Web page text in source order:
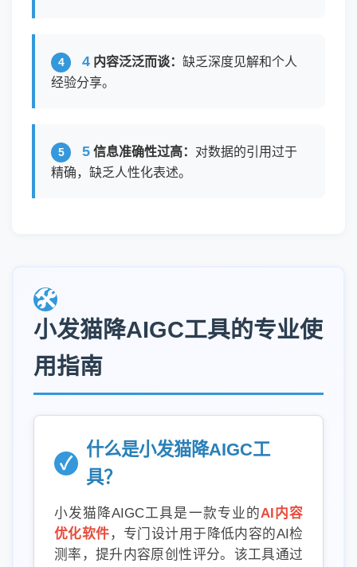
4 内容泛泛而谈： 缺乏深度见解和个人
经验分享。
5 信息准确性过高： 对数据的引用过于
精确，缺乏人性化表述。
🛠️
小发猫降AIGC工具的专业使
用指南
✓
什么是小发猫降AIGC工
具？
小发猫降AIGC工具是一款专业的AI内容
优化软件 ，专门设计用于降低内容的AI检
测率，提升内容原创性评分。该工具通过